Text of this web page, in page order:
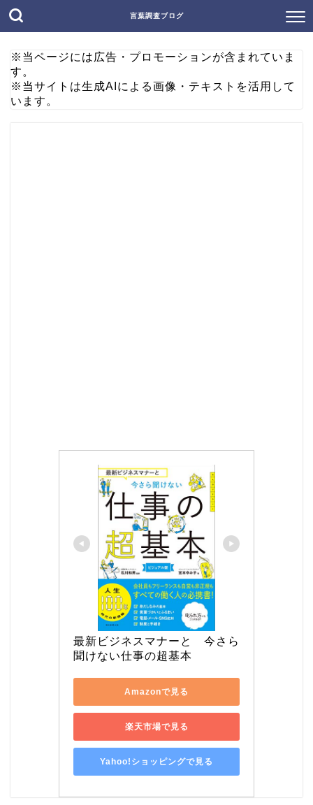
言葉調査ブログ
※当ページには広告・プロモーションが含まれていま
す。
※当サイトは生成AIによる画像・テキストを活用して
います。
最新ビジネスマナーと　今さら
聞けない仕事の超基本
Amazonで見る
楽天市場で見る
Yahoo!ショッピングで見る